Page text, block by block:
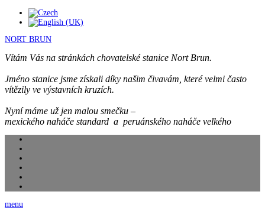
NORT BRUN
Vítám Vás na stránkách chovatelské stanice Nort Brun.
Jméno stanice jsme získali díky našim čivavám, které velmi často
vítězily ve výstavních kruzích.
Nyní máme už jen malou smečku –
mexického naháče standard a peruánského naháče velkého
menu